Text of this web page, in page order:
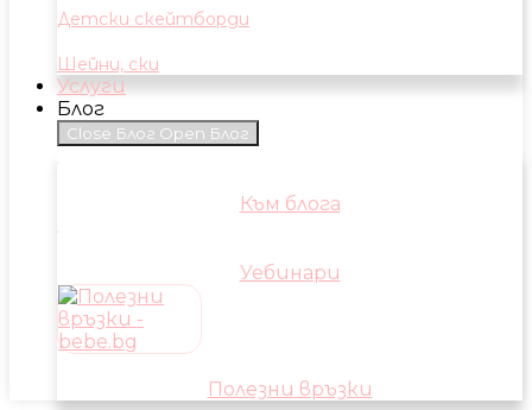
Детски скейтборди
Шейни, ски
Услуги
Блог
Close Блог Open Блог
Към блога
Уебинари
Полезни връзки